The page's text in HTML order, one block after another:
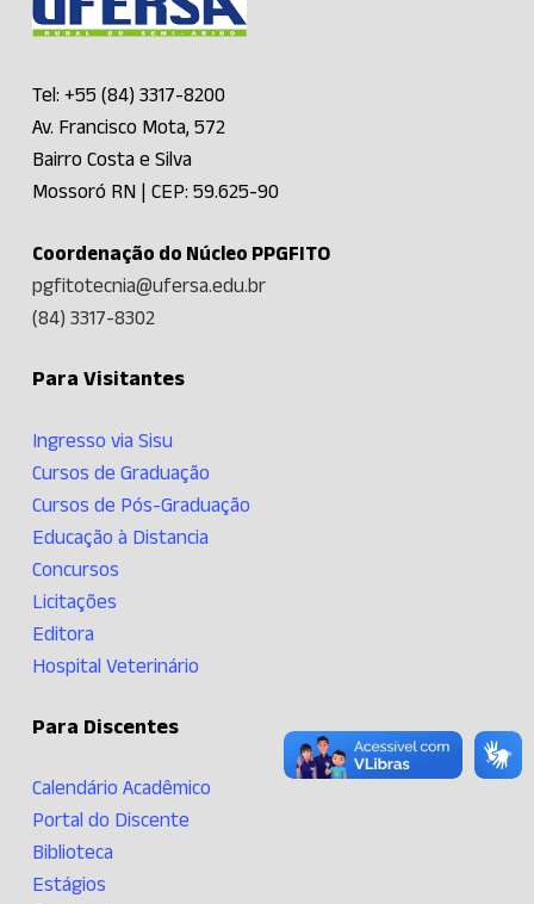
Tel: +55 (84) 3317-8200
Av. Francisco Mota, 572
Bairro Costa e Silva
Mossoró RN | CEP: 59.625-90
Coordenação do Núcleo PPGFITO
pgfitotecnia@ufersa.edu.br
(84) 3317-8302
Para Visitantes
Ingresso via Sisu
Cursos de Graduação
Cursos de Pós-Graduação
Educação à Distancia
Concursos
Licitações
Editora
Hospital Veterinário
Para Discentes
Calendário Acadêmico
Portal do Discente
Biblioteca
Estágios